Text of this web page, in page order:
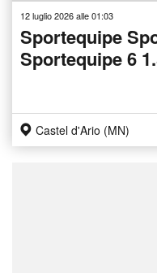
12 luglio 2026 alle 01:03
Sportequipe
Sportequipe 6
Castel d'Ario (MN)